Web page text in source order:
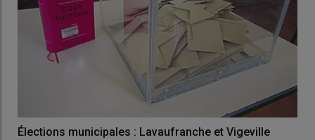
Élections municipales : Lavaufranche et Vigeville